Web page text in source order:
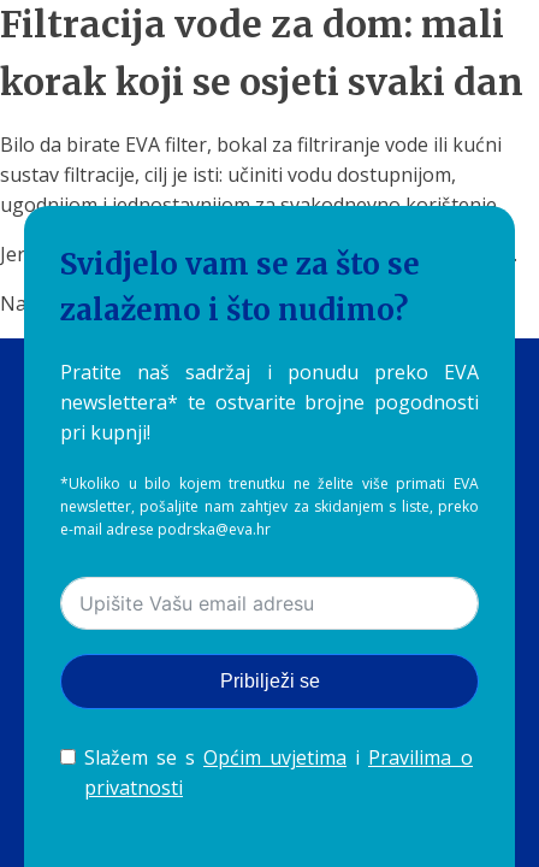
Filtracija vode za dom: mali
korak koji se osjeti svaki dan
Bilo da birate EVA filter, bokal za filtriranje vode ili kućni
sustav filtracije, cilj je isti: učiniti vodu dostupnijom,
ugodnijom i jednostavnijom za svakodnevno korištenje.
Jer na kraju, najbolja voda nije ona koju zaboravite kupiti.
Najbolja voda je ona koju stvarno pijete.
Svidjelo vam se za što se
zalažemo i što nudimo?
Pratite naš sadržaj i ponudu preko EVA
newslettera* te ostvarite brojne pogodnosti
pri kupnji!
*Ukoliko u bilo kojem trenutku ne želite više primati EVA
newsletter, pošaljite nam zahtjev za skidanjem s liste, preko
e-mail adrese podrska@eva.hr
Pribilježi se
Slažem se s Općim uvjetima i Pravilima o
privatnosti